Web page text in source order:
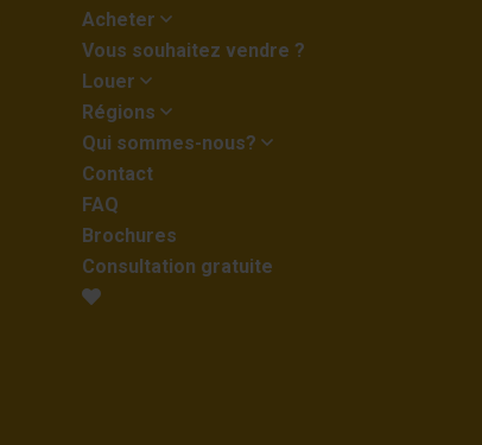
Acheter
Vous souhaitez vendre ?
Louer
Régions
Qui sommes-nous?
Contact
FAQ
Brochures
Consultation gratuite